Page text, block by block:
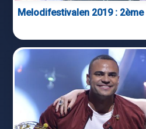
Melodifestivalen 2019 :